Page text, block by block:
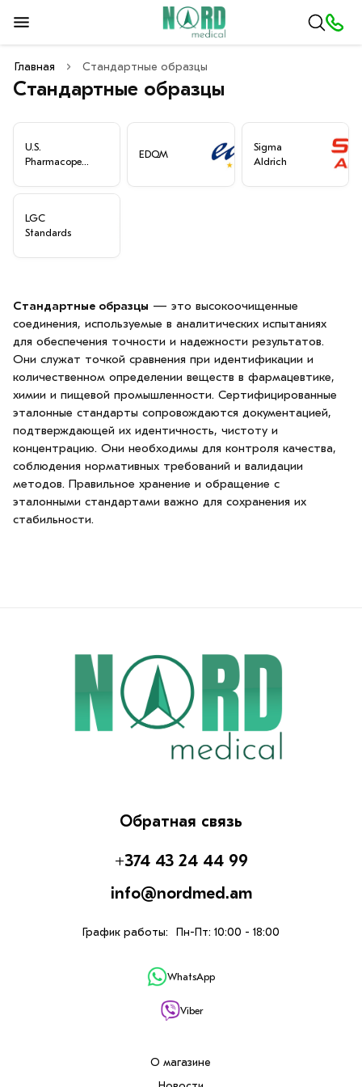
Главная Стандартные образцы
Стандартные образцы
U.S.
Pharmacopeia
EDQM
Sigma
Aldrich
LGC
Standards
Стандартные образцы — это высокоочищенные
соединения, используемые в аналитических испытаниях
для обеспечения точности и надежности результатов.
Они служат точкой сравнения при идентификации и
количественном определении веществ в фармацевтике,
химии и пищевой промышленности. Сертифицированные
эталонные стандарты сопровождаются документацией,
подтверждающей их идентичность, чистоту и
концентрацию. Они необходимы для контроля качества,
соблюдения нормативных требований и валидации
методов. Правильное хранение и обращение с
эталонными стандартами важно для сохранения их
стабильности.
Обратная связь
+374 43 24 44 99
info@nordmed.am
График работы: Пн-Пт: 10:00 - 18:00
WhatsApp
Viber
О магазине